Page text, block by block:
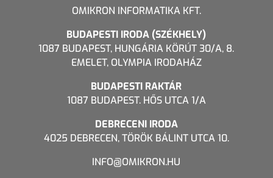
OMIKRON INFORMATIKA KFT.
BUDAPESTI IRODA (SZÉKHELY)
1087 BUDAPEST, HUNGÁRIA KÖRÚT 30/A, 8.
EMELET, OLYMPIA IRODAHÁZ
BUDAPESTI RAKTÁR
1087 BUDAPEST. HŐS UTCA 1/A
DEBRECENI IRODA
4025 DEBRECEN, TÖRÖK BÁLINT UTCA 10.
INFO@OMIKRON.HU